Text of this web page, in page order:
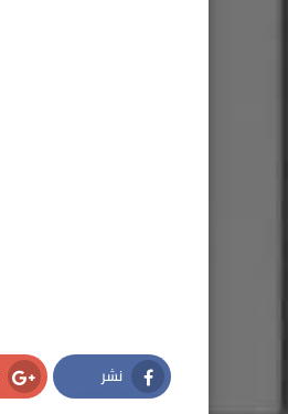
نشر
Facebook